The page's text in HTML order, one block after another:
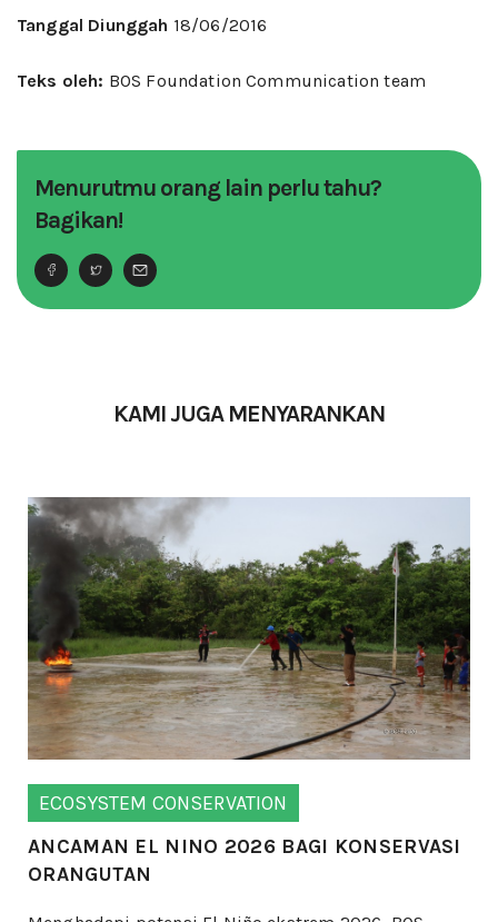
Tanggal Diunggah 18/06/2016
Teks oleh: BOS Foundation Communication team
Menurutmu orang lain perlu tahu?
Bagikan!
KAMI JUGA MENYARANKAN
ECOSYSTEM CONSERVATION
ANCAMAN EL NINO 2026 BAGI KONSERVASI
ORANGUTAN